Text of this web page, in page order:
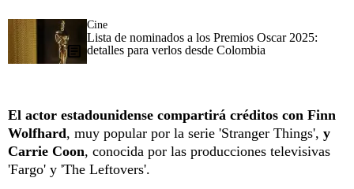
Cine
Lista de nominados a los Premios Oscar 2025:
detalles para verlos desde Colombia
El actor estadounidense compartirá créditos con Finn
Wolfhard, muy popular por la serie 'Stranger Things', y
Carrie Coon, conocida por las producciones televisivas
'Fargo' y 'The Leftovers'.